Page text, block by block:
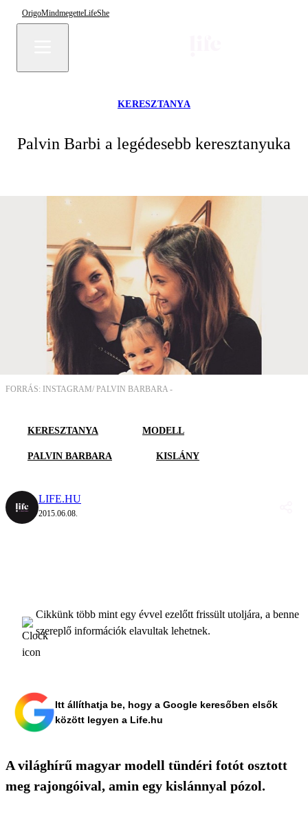
OrigoMindmegetteLifeShe
KERESZTANYA
Palvin Barbi a legédesebb keresztanyuka
FORRÁS: INSTAGRAM/ PALVIN BARBARA -
KERESZTANYA MODELL
PALVIN BARBARA KISLÁNY
LIFE.HU
2015.06.08.
Cikkünk több mint egy évvel ezelőtt frissült utoljára, a benne
szereplő információk elavultak lehetnek.
Itt állíthatja be, hogy a Google keresőben elsők
között legyen a Life.hu
A világhírű magyar modell tündéri fotót osztott
meg rajongóival, amin egy kislánnyal pózol.